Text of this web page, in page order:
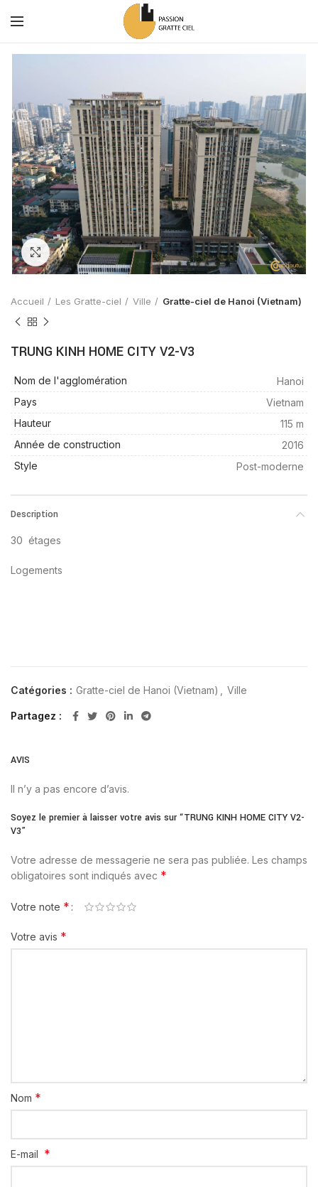
Zoom
Accueil Les Gratte-ciel Ville Gratte-ciel de Hanoi (Vietnam)
TRUNG KINH HOME CITY V2-V3
Nom de l'agglomération
Hanoi
Pays
Vietnam
Hauteur
115 m
Année de construction
2016
Style
Post-moderne
Description
30 étages
Logements
Catégories : Gratte-ciel de Hanoi (Vietnam) Ville
Partagez
AVIS
Il n’y a pas encore d’avis.
Soyez le premier à laisser votre avis sur “TRUNG KINH HOME CITY V2-
V3”
Votre adresse de messagerie ne sera pas publiée. Les champs
obligatoires sont indiqués avec *
Votre note *
Votre avis *
Nom *
E-mail *